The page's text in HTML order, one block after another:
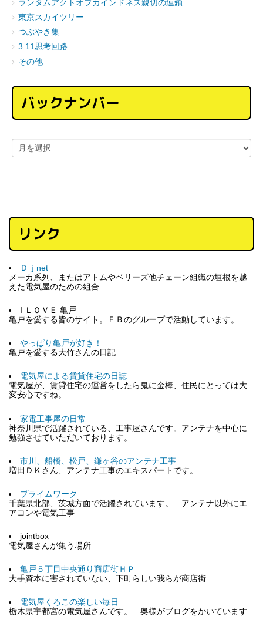
ランダムアクトオブカインドネス親切の連鎖
東京スカイツリー
つぶやき集
3.11思考回路
その他
バックナンバー
リンク
Ｄｊnet
メーカ系列、またはアトムやベリーズ他チェーン組織の垣根を越
えた電気屋のための組合
I ＬＯＶＥ 亀戸
亀戸を愛する皆のサイト。ＦＢのグループで活動しています。
やっぱり亀戸が好き！
亀戸を愛する大竹さんの日記
電気屋による賃貸住宅の日誌
電気屋が、賃貸住宅の運営をしたら鬼に金棒、住民にとっては大
変安心ですね。
家電工事屋の日常
神奈川県で活躍されている、工事屋さんです。アンテナを中心に
勉強させていただいております。
市川、船橋、松戸、鎌ヶ谷のアンテナ工事
増田ＤＫさん、アンテナ工事のエキスパートです。
プライムワーク
千葉県北部、茨城方面で活躍されています。 アンテナ以外にエ
アコンや電気工事
jointbox
電気屋さんが集う場所
亀戸５丁目中央通り商店街ＨＰ
大手資本に害されていない、下町らしい我らが商店街
電気屋くろこの楽しい毎日
栃木県宇都宮の電気屋さんです。 奥様がブログをかいています